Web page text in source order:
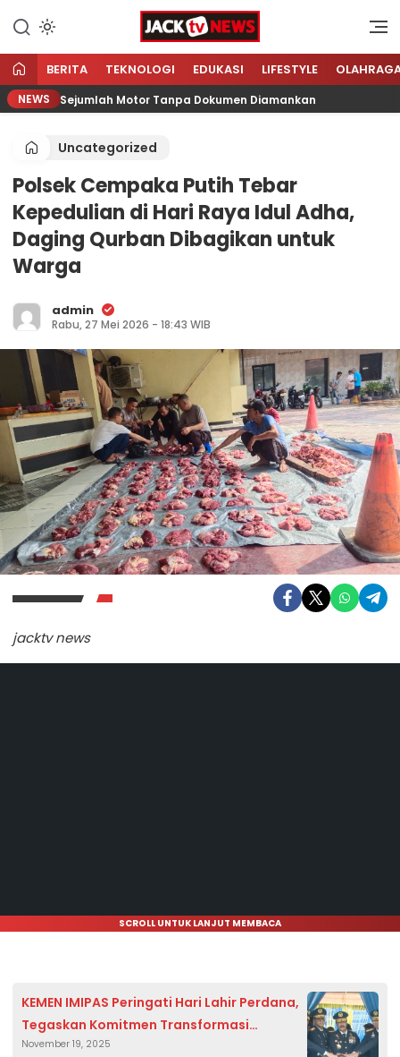
konten
Jacktvnews.com
Sumber Referensi Terpercaya
BERITA TEKNOLOGI EDUKASI LIFESTYLE
NEWS
Sejumlah Motor Tanpa Dokumen Diamankan
Uncategorized
Polsek Cempaka Putih Tebar
Kepedulian di Hari Raya Idul Adha,
Daging Qurban Dibagikan untuk
Warga
admin
Rabu, 27 Mei 2026 - 18:43 WIB
jacktv news
SCROLL UNTUK LANJUT MEMBACA
KEMEN IMIPAS Peringati Hari Lahir Perdana,
Tegaskan Komitmen Transformasi
Pelayanan Negara
November 19, 2025